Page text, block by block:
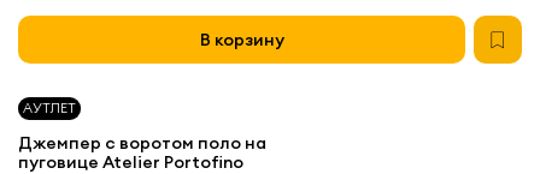
АУТЛЕТ
Джемпер с воротом поло на
пуговице Atelier Portofino
В корзину